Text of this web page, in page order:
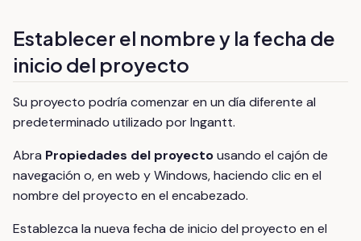
Establecer el nombre y la fecha de
inicio del proyecto
Su proyecto podría comenzar en un día diferente al
predeterminado utilizado por Ingantt.
Abra Propiedades del proyectousando el cajón de
navegación o, en web y Windows, haciendo clic en el
nombre del proyecto en el encabezado.
Establezca la nueva fecha de inicio del proyecto en el